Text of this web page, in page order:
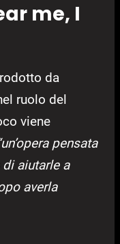
me, I
da
ruolo del
viene
pensata
aiutarle a
averla